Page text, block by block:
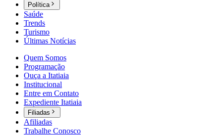
Política
Saúde
Trends
Turismo
Últimas Notícias
Quem Somos
Programação
Ouça a Itatiaia
Institucional
Entre em Contato
Expediente Itatiaia
Filiadas
Afiliadas
Trabalhe Conosco